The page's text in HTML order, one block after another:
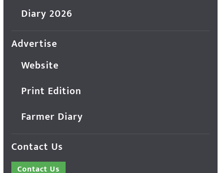
Diary 2026
Advertise
Website
Print Edition
Farmer Diary
Contact Us
Contact Us